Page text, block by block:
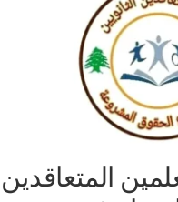
المتعاقدين